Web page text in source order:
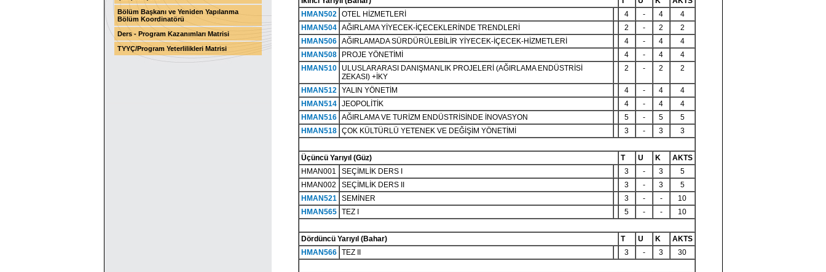
Bölüm Başkanı ve Yeniden Yapılanma
Bölüm Koordinatörü
Ders - Program Kazanımları Matrisi
TYYÇ/Program Yeterlilikleri Matrisi
HMAN502
OTEL HİZMETLERİ 4 - 4
4
HMAN504
AĞIRLAMA YİYECEK-İÇECEKLERİNDE TRENDLERİ 2 - 2
2
HMAN506
AĞIRLAMADA SÜRDÜRÜLEBİLİR YİYECEK-İÇECEK-HİZMETLERİ 4 - 4
4
HMAN508
PROJE YÖNETİMİ 4 - 4
4
HMAN510
ULUSLARARASI DANIŞMANLIK PROJELERİ (AĞIRLAMA ENDÜSTRİSİ
ZEKASI) +İKY
2 - 2 2
HMAN512 YALIN YÖNETİM 4 - 4
4
HMAN514
JEOPOLİTİK 4 - 4
4
HMAN516
AĞIRLAMA VE TURİZM ENDÜSTRİSİNDE İNOVASYON 5 - 5
5
HMAN518
ÇOK KÜLTÜRLÜ YETENEK VE DEĞİŞİM YÖNETİMİ 3 - 3 3
Üçüncü Yarıyıl (Güz) T U K
AKTS
HMAN001
SEÇİMLİK DERS I 3 - 3
5
HMAN002
SEÇİMLİK DERS II 3 - 3
5
HMAN521
SEMİNER 3 - -
10
HMAN565
TEZ I 5 - - 10
Dördüncü Yarıyıl (Bahar) T U K
AKTS
HMAN566
TEZ II 3 - 3 30